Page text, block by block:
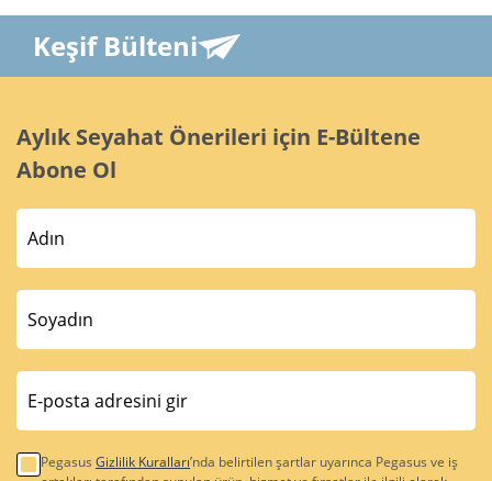
Keşif Bülteni
Aylık Seyahat Önerileri için E-Bültene
Abone Ol
Pegasus Gizlilik Kuralları’nda belirtilen şartlar uyarınca Pegasus ve iş